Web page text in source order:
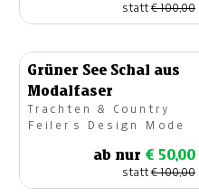
statt€ 100,00
Grüner See Schal aus
Modalfaser
Trachten & Country
Feiler`s Design Mode
ab nur € 50,00
statt€ 100,00